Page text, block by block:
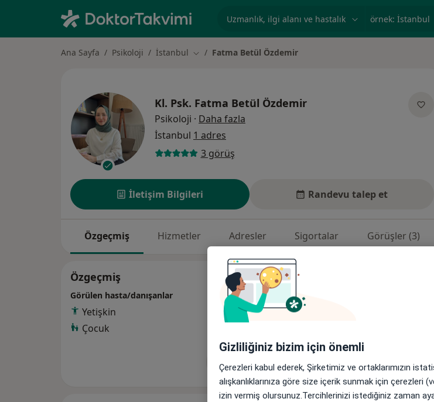
örnek: İstanbul
Ana Sayfa Psikoloji İstanbul Şehir değiştir
Fatma Betül Özdemir
Kl. Psk. Fatma Betül Özdemir
Psikoloji · Daha fazla
İstanbul 1 adres
3 görüş
İletişim Bilgileri Randevu talep et
Özgeçmiş Hizmetler Adresler Sigortalar Görüşler (3)
Özgeçmiş
Görülen hasta/danışanlar
Yetişkin
Çocuk
Tümünü göster
deneyim hakkında
Gizliliğiniz bizim için önemli
Çerezleri kabul ederek, Şirketimiz ve ortaklarımızın
alışkanlıklarınıza göre size içerik sunmak için çerezleri
izin vermiş olursunuz.Tercihlerinizi istediğiniz zaman